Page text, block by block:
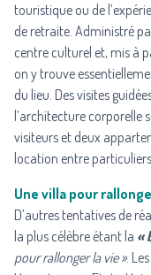
touristique ou de
de retraite. Administré
centre culturel et, mis à
on y trouve
du lieu. Des visites
l’architecture corporelle
visiteurs et deux
location entre
Une villa pour
D’autres tentatives de
la plus célèbre étant la «
pour rallonger la vie ».